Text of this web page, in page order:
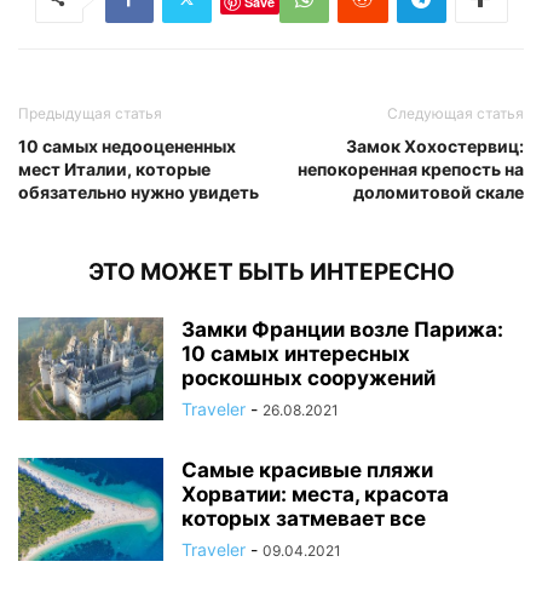
Предыдущая статья
10 самых недооцененных
мест Италии, которые
обязательно нужно увидеть
Следующая статья
Замок Хохостервиц:
непокоренная крепость на
доломитовой скале
ЭТО МОЖЕТ БЫТЬ ИНТЕРЕСНО
Замки Франции возле Парижа:
10 самых интересных
роскошных сооружений
Traveler - 26.08.2021
Самые красивые пляжи
Хорватии: места, красота
которых затмевает все
Traveler - 09.04.2021